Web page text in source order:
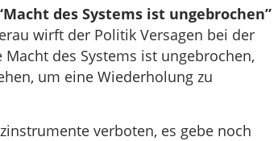
des Systems ist ungebrochen”
wirft der Politik Versagen bei der
des Systems ist ungebrochen,
um eine Wiederholung zu
verboten, es gebe noch